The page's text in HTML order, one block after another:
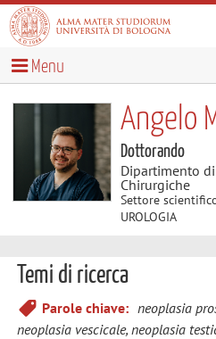
Menu
Angelo
Dottorando
Dipartimento
Chirurgiche
Settore
UROLOGIA
Temi di ricerca
Parole chiave: neoplasia
neoplasia vescicale, neoplasia